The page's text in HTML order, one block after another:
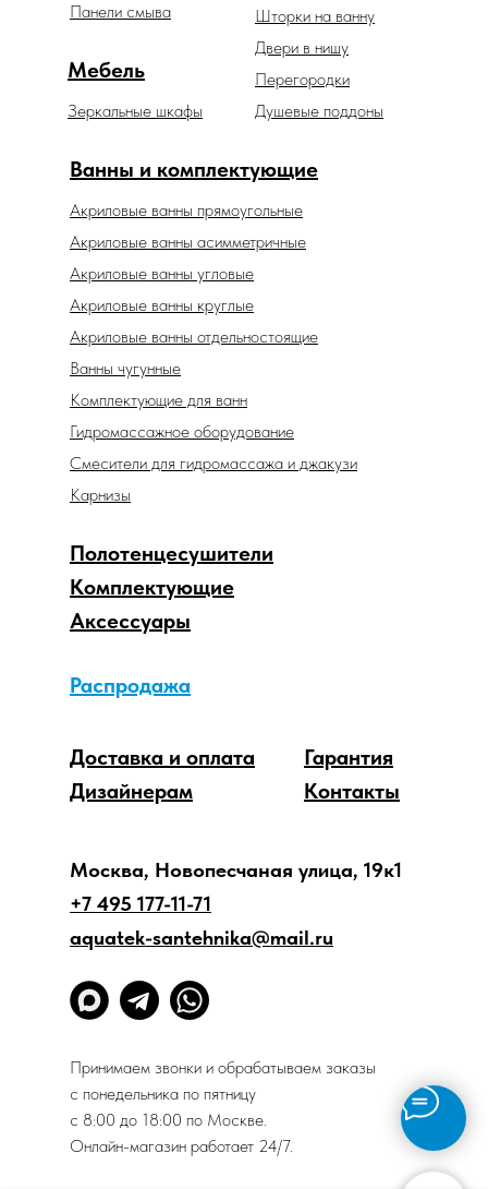
Ванны и комплектующие
Акриловые ванны прямоугольные
Зеркальные шкафы
Мебель
Шторки на ванну
Двери в нишу
Перегородки
Аксессуары
Распродажа
Комплектующие
Дизайнерам
Доставка и оплата
Гарантия
Контакты
Душевые поддоны
Акриловые ванны отдельностоящие
Акриловые ванны асимметричные
Акриловые ванны угловые
Акриловые ванны круглые
Ванны чугунные
Комплектующие для ванн
Гидромассажное оборудование
Смесители для гидромассажа и джакузи
Карнизы
Полотенцесушители
Панели смыва
Москва, Новопесчаная улица, 19к1
+7 495 177-11-71
aquatek-santehnika@mail.ru
Принимаем звонки и обрабатываем заказы
с понедельника по пятницу
с 8:00 до 18:00 по Москве.
Онлайн-магазин работает 24/7.